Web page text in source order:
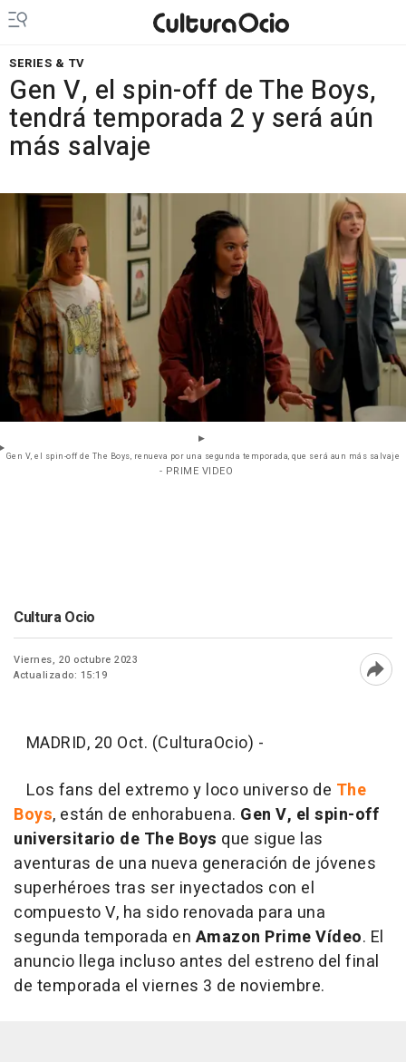
SERIES & TV
Gen V, el spin-off de The Boys,
tendrá temporada 2 y será aún
más salvaje
Gen V, el spin-off de The Boys, renueva por una segunda temporada, que será aun más salvaje
- PRIME VIDEO
Cultura Ocio
Viernes, 20 octubre 2023
Actualizado: 15:19
MADRID, 20 Oct. (CulturaOcio) -
Los fans del extremo y loco universo de The
Boys, están de enhorabuena. Gen V, el spin-off
universitario de The Boys que sigue las
aventuras de una nueva generación de jóvenes
superhéroes tras ser inyectados con el
compuesto V, ha sido renovada para una
segunda temporada en Amazon Prime Vídeo. El
anuncio llega incluso antes del estreno del final
de temporada el viernes 3 de noviembre.